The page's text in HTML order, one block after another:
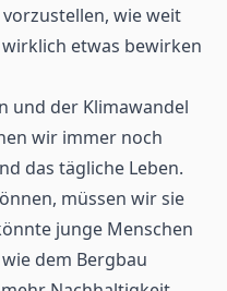
wie weit
etwas bewirken
und der Klimawandel
wir immer noch
das tägliche Leben.
müssen wir sie
junge Menschen
dem Bergbau